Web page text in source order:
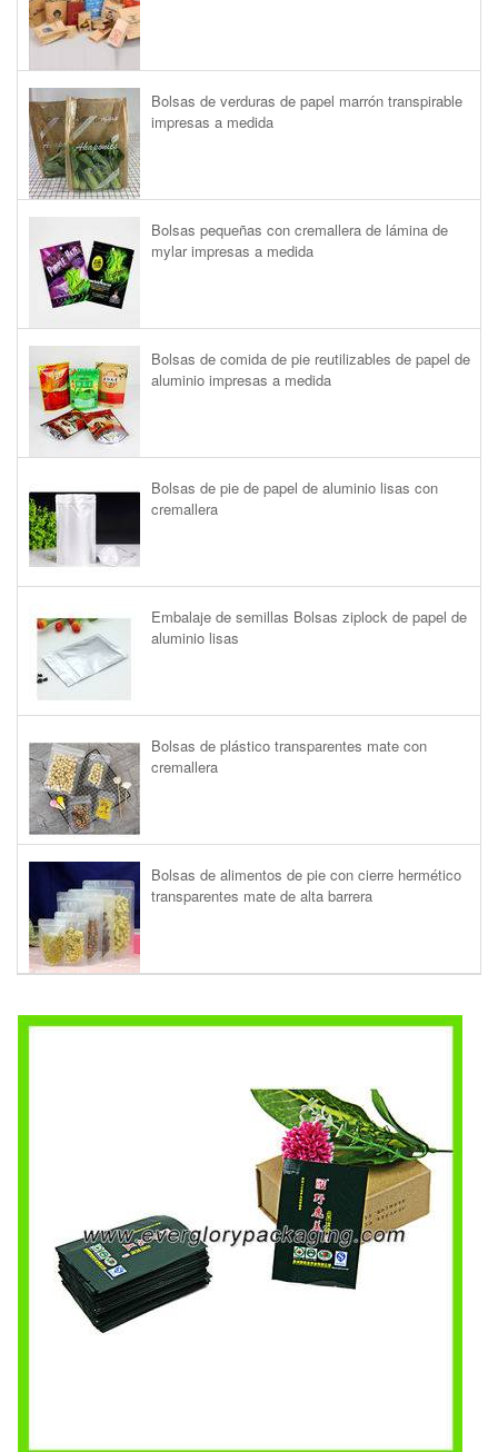
Bolsas de verduras de papel marrón transpirable
impresas a medida
Bolsas pequeñas con cremallera de lámina de
mylar impresas a medida
Bolsas de comida de pie reutilizables de papel de
aluminio impresas a medida
Bolsas de pie de papel de aluminio lisas con
cremallera
Embalaje de semillas Bolsas ziplock de papel de
aluminio lisas
Bolsas de plástico transparentes mate con
cremallera
Bolsas de alimentos de pie con cierre hermético
transparentes mate de alta barrera